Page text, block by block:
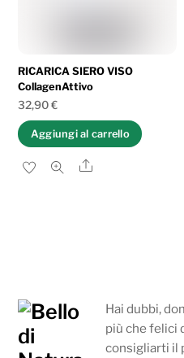
RICARICA SIERO VISO
CollagenAttivo
32,90€
Aggiungi al carrello
Share
Hai dubbi,
più che felici
consigliarti il